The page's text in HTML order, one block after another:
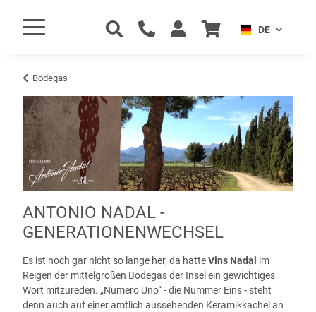
DE
Bodegas
ANTONIO NADAL -
GENERATIONENWECHSEL
Es ist noch gar nicht so lange her, da hatteVins Nadal im
Reigen der mittelgroßen Bodegas der Insel ein gewichtiges
Wort mitzureden. „Numero Uno“ - die Nummer Eins - steht
denn auch auf einer amtlich aussehenden Keramikkachel an